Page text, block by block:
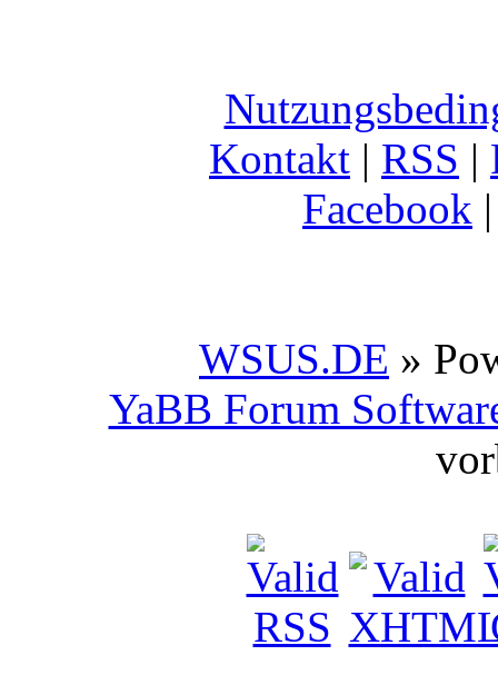
Kontakt | RSS |
Facebook
WSUS.DE »
YaBB Forum